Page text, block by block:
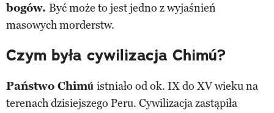
bogów. Być może to jest jedno z wyjaśnień
masowych morderstw.
Czym była cywilizacja Chimú?
Państwo Chimú istniało od ok. IX do XV wieku na
terenach dzisiejszego Peru. Cywilizacja zastąpiła